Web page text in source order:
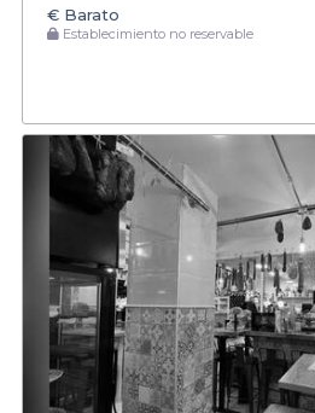
€ Barato
Establecimiento no reservable